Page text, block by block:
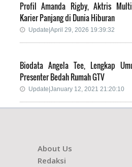
Profil Amanda Rigby, Aktris
Karier Panjang di Dunia Hiburan
Update|April 29, 2026 19:39:32
Biodata Angela Tee, Lengkap
Presenter Bedah Rumah GTV
Update|January 12, 2021 21:20:10
About Us
Redaksi